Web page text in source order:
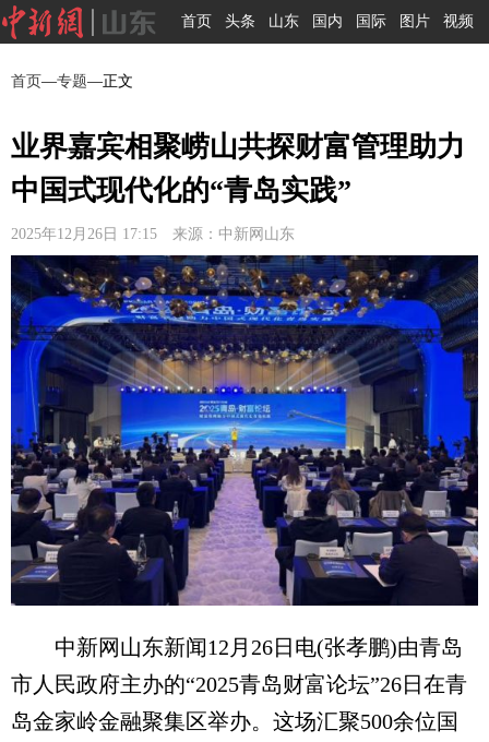
首页 头条 山东 国内 国际 图片 视频
首页—专题—正文
业界嘉宾相聚崂山共探财富管理助力
中国式现代化的“青岛实践”
2025年12月26日 17:15 来源：中新网山东
中新网山东新闻12月26日电(张孝鹏)由青岛
市人民政府主办的“2025青岛财富论坛”26日在青
岛金家岭金融聚集区举办。这场汇聚500余位国